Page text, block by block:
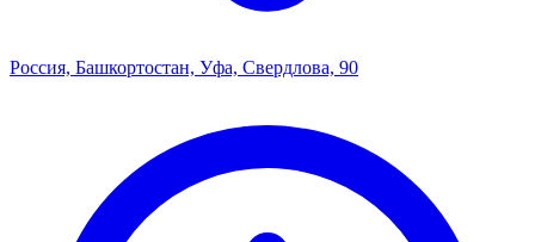
Россия, Башкортостан, Уфа, Свердлова, 90